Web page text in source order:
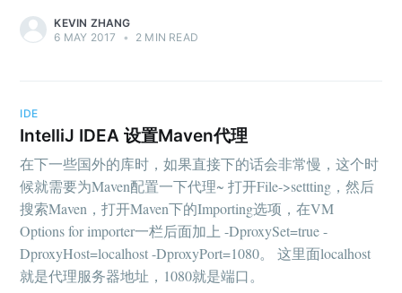
KEVIN ZHANG
6 MAY 2017
• 2 MIN READ
IDE
IntelliJ IDEA 设置Maven代理
在下一些国外的库时，如果直接下的话会非常慢，这个时
候就需要为Maven配置一下代理~ 打开File->settting，然后
搜索Maven，打开Maven下的Importing选项，在VM
Options for importer一栏后面加上 -DproxySet=true -
DproxyHost=localhost -DproxyPort=1080。 这里面localhost
就是代理服务器地址，1080就是端口。